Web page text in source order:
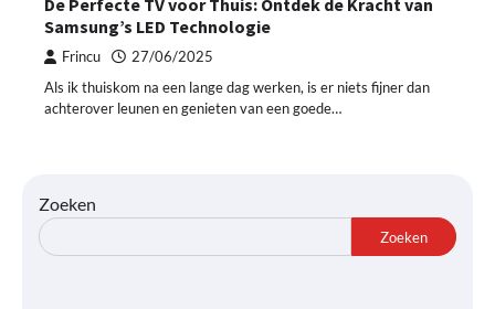
De Perfecte TV voor Thuis: Ontdek de Kracht van
Samsung’s LED Technologie
Frincu 27/06/2025
Als ik thuiskom na een lange dag werken, is er niets fijner dan
achterover leunen en genieten van een goede…
Zoeken
Zoeken